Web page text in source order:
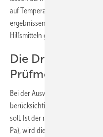
auf Temperaturschwankungen.
ergebnissen zu kommen, muss
Hilfsmitteln greifen.
Die Druckstufe
Prüfmethoden vor
Bei der Auswahl der
berücksichtigt werden, mit
soll. Ist der maximale
Pa), wird die Leitung mit